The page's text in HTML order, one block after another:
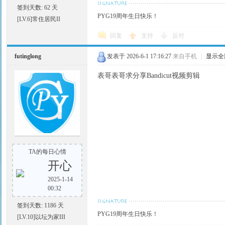
签到天数: 62 天
[LV.6]常住居民II
PYG19周年生日快乐！
回复 支持 反对
futinglong
TA的每日心情
开心
2025-1-14
00:32
签到天数: 1186 天
[LV.10]以坛为家III
发表于 2026-6-1 17:16:27 来自手机 显示
表哥表哥求分享Bandicut视频剪辑
PYG19周年生日快乐！